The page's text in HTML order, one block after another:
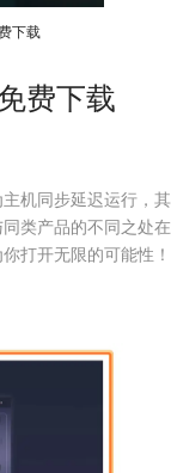
下载
费下载
机同步延迟运行，其
类产品的不同之处在
打开无限的可能性！